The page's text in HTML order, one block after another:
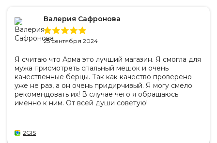
Валерия Сафронова
25 сентября 2024
Я считаю что Арма это лучший магазин. Я смогла для
мужа присмотреть спальный мешок и очень
качественные берцы. Так как качество проверено
уже не раз, а он очень придирчивый. Я могу смело
рекомендовать их! В случае чего я обращаюсь
именно к ним. От всей души советую!
2GIS